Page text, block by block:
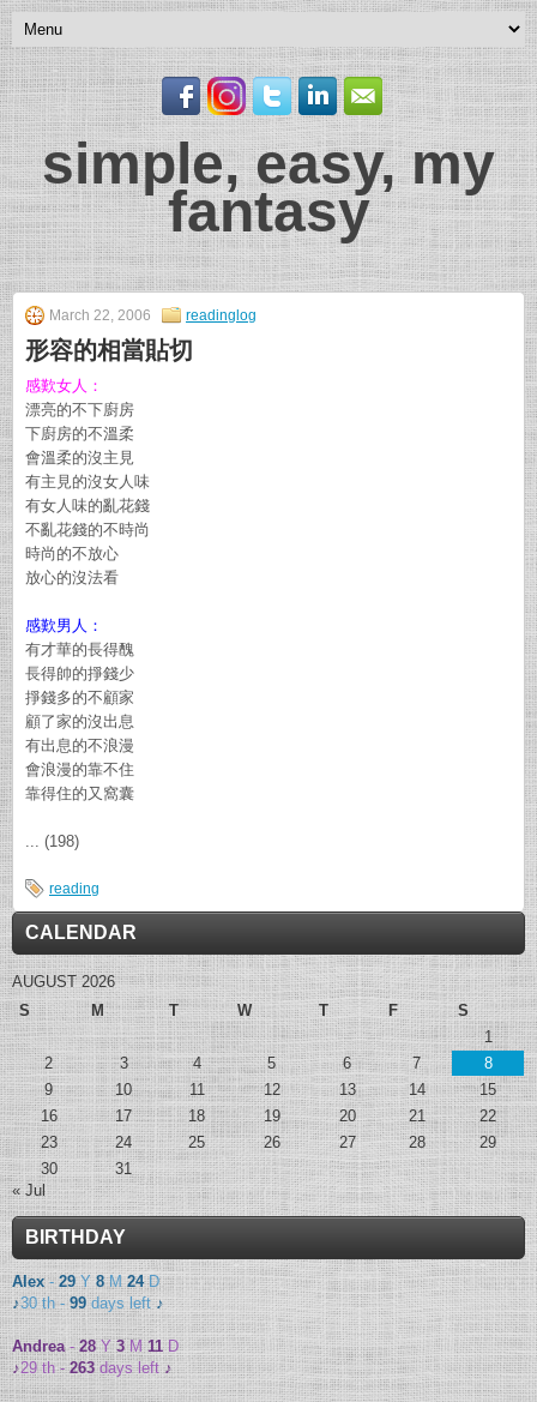
simple, easy, my
fantasy
March 22, 2006 readinglog
形容的相當貼切
感歎女人：
漂亮的不下廚房
下廚房的不溫柔
會溫柔的沒主見
有主見的沒女人味
有女人味的亂花錢
不亂花錢的不時尚
時尚的不放心
放心的沒法看
感歎男人：
有才華的長得醜
長得帥的掙錢少
掙錢多的不顧家
顧了家的沒出息
有出息的不浪漫
會浪漫的靠不住
靠得住的又窩囊
... (198)
reading
CALENDAR
AUGUST 2026
S
M T W T F
S
1
2
3 4 5 6 7
8
9
10 11 12 13 14
15
16
17 18 19 20 21
22
23
24 25 26 27 28
29
30
31
« Jul
BIRTHDAY
Alex-29Y 8M24D
♪30 th -99days left♪
Andrea-28Y3M11D
♪29 th -263days left♪